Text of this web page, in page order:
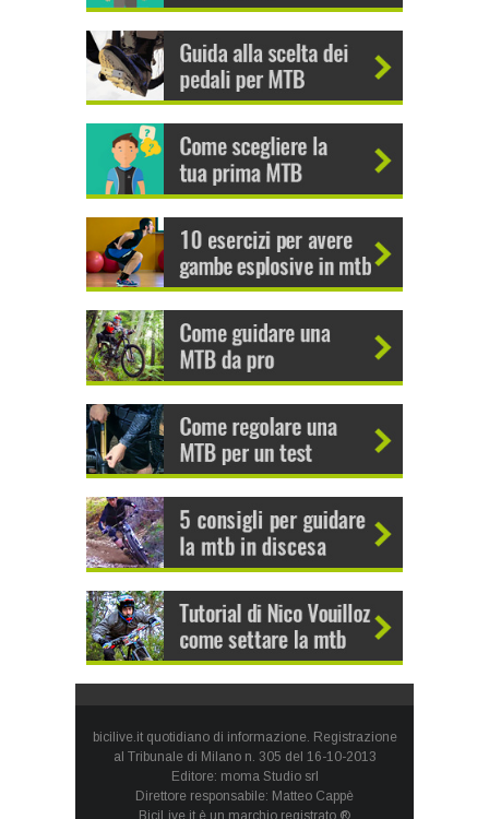
bicilive.it quotidiano di informazione. Registrazione
al Tribunale di Milano n. 305 del 16-10-2013
Editore: moma Studio srl
Direttore responsabile: Matteo Cappè
BiciLive.it è un marchio registrato ®